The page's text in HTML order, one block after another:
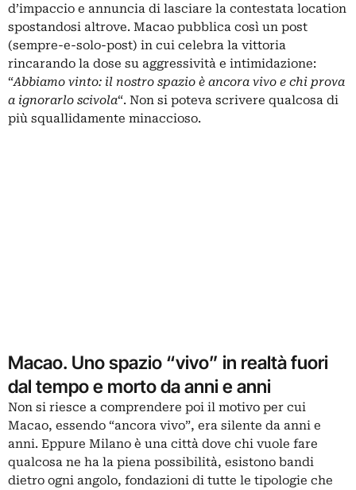
d’impaccio e annuncia di lasciare la contestata location
spostandosi altrove. Macao pubblica così un post
(sempre-e-solo-post) in cui celebra la vittoria
rincarando la dose su aggressività e intimidazione:
“Abbiamo vinto: il nostro spazio è ancora vivo e chi prova
a ignorarlo scivola“. Non si poteva scrivere qualcosa di
più squallidamente minaccioso.
Macao. Uno spazio “vivo” in realtà fuori
dal tempo e morto da anni e anni
Non si riesce a comprendere poi il motivo per cui
Macao, essendo “ancora vivo”, era silente da anni e
anni. Eppure Milano è una città dove chi vuole fare
qualcosa ne ha la piena possibilità, esistono bandi
dietro ogni angolo, fondazioni di tutte le tipologie che